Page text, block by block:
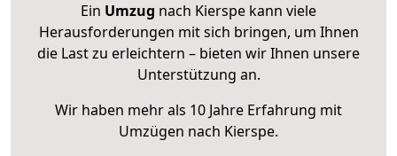
Ein Umzug nach Kierspe kann viele
Herausforderungen mit sich bringen, um Ihnen
die Last zu erleichtern – bieten wir Ihnen unsere
Unterstützung an.
Wir haben mehr als 10 Jahre Erfahrung mit
Umzügen nach Kierspe.